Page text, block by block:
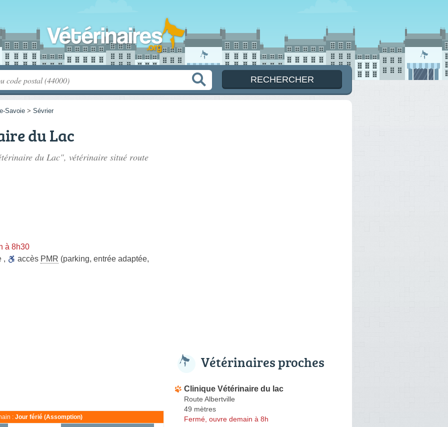
Savoie > Sévrier
du Lac
du Lac", vétérinaire situé route
à 8h30
, accès PMR (parking, entrée adaptée,
: Jour férié (Assomption)
Vétérinaires proches
Clinique Vétérinaire du lac
Route Albertville
49 mètres
Fermé, ouvre demain à 8h